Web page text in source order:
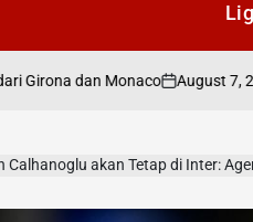
Liga
2025
Off,
Klasemen,
Monaco
on
August 7, 2025
Posted
Calhanoglu akan Tetap di Inter: Agen